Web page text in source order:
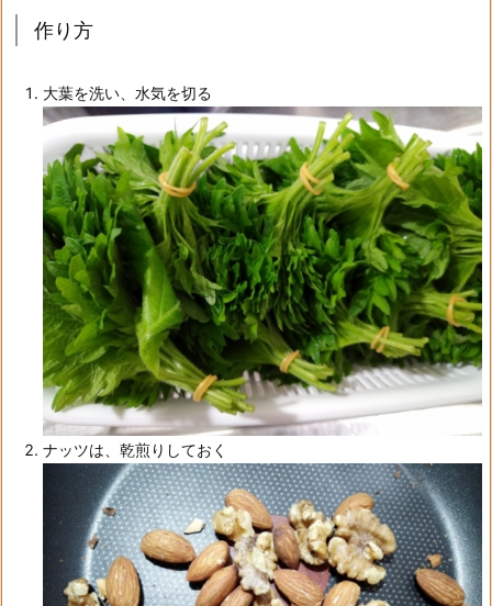
作り方
大葉を洗い、水気を切る
ナッツは、乾煎りしておく